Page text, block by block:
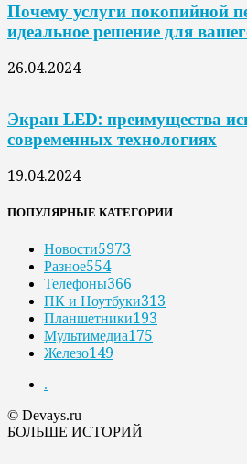
Почему услуги покопийной
идеальное решение для
26.04.2024
Экран LED: преимущества
современных технологиях
19.04.2024
ПОПУЛЯРНЫЕ КАТЕГОРИИ
Новости5973
Разное554
Телефоны366
ПК и Ноутбуки313
Планшетники193
Мультимедиа175
Железо149
.
© Devays.ru
БОЛЬШЕ ИСТОРИЙ